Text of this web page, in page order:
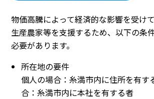
物価高騰によって経済的な影響を受け
生産農家等を支援するため、以下の条
必要があります。
所在地の要件
個人の場合：糸満市内に住所を有す
合：糸満市内に本社を有する者